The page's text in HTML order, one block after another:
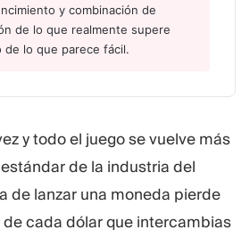
y combinación de
de lo que realmente supere
lo que parece fácil.
y todo el juego se vuelve más
de la industria del
de lanzar una moneda pierde
cada dólar que intercambias